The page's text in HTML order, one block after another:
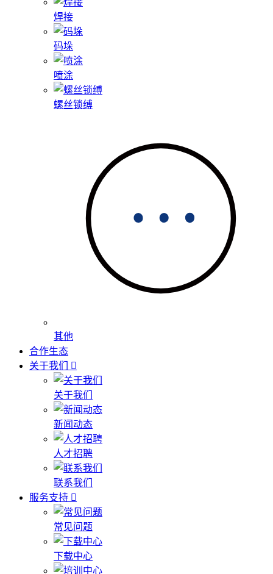
焊接
码垛
喷涂
螺丝锁缚
其他
合作生态
关于我们
关于我们
新闻动态
人才招聘
联系我们
服务支持
常见问题
下载中心